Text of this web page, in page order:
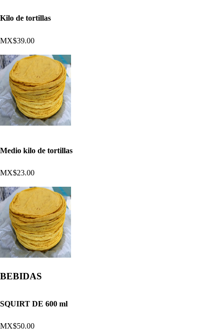
Kilo de tortillas
MX$39.00
Medio kilo de tortillas
MX$23.00
BEBIDAS
SQUIRT DE 600 ml
MX$50.00